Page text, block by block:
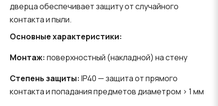
дверца обеспечивает защиту от случайного
контакта и пыли.
Основные характеристики:
Монтаж: поверхностный (накладной) на стену
Степень защиты: IP40 — защита от прямого
контакта и попадания предметов диаметром > 1 мм